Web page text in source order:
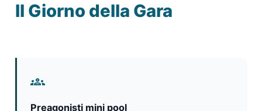
Il Giorno della Gara
groups
Preagonisti mini pool